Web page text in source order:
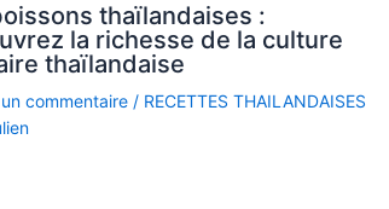
thaïlandaises :
la richesse de la culture
thaïlandaise
commentaire / RECETTES THAILANDAISES